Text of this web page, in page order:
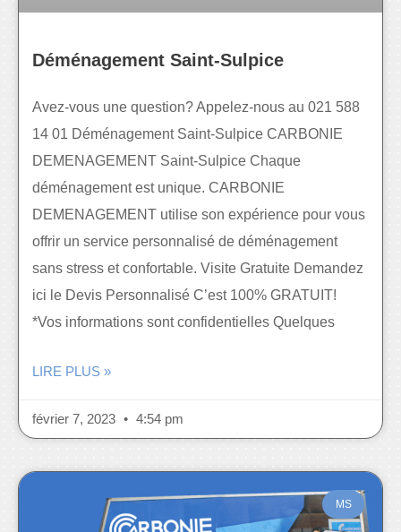
Déménagement Saint-Sulpice
Avez-vous une question? Appelez-nous au 021 588
14 01 Déménagement Saint-Sulpice CARBONIE
DEMENAGEMENT Saint-Sulpice Chaque
déménagement est unique. CARBONIE
DEMENAGEMENT utilise son expérience pour vous
offrir un service personnalisé de déménagement
sans stress et confortable. Visite Gratuite Demandez
ici le Devis Personnalisé C’est 100% GRATUIT!
*Vos informations sont confidentielles Quelques
LIRE PLUS »
février 7, 2023 4:54 pm
MS